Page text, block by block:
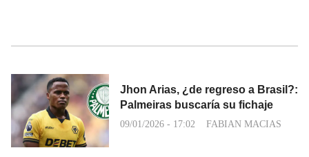
Jhon Arias, ¿de regreso a Brasil?:
Palmeiras buscaría su fichaje
09/01/2026 - 17:02 FABIAN MACIAS